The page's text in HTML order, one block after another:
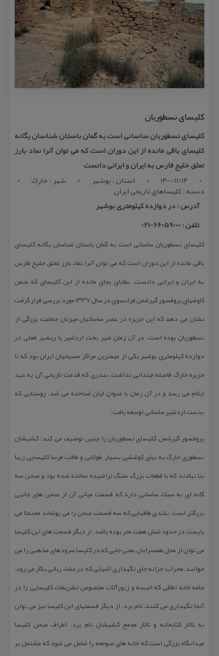
كلیسای نسطوریان
كلیسای نسطوریان ساسانی است به گمان باستان شناسان یگانه
كلیسای باقی مانده از این دوران است كه می توان آنرا نماد بارز
تعلق خلیج فارس به ایران و ایرانی دانست
1400/11/14
استان : بوشهر شهر : خارك
دسته : كلیساهای تاریخی ایران
آدرس : در دوازده كیلومتری بوشهر
تلفن : 66059000-021
كلیسای نسطوریان ساسانی است به گمان باستان شناسان یگانه كلیسای
باقی مانده از این دوران است كه می توان آنرا نماد بارز تعلق خلیج فارس
به ایران و ایرانی دانست. بقایای بجای مانده از این كلیسای كه ضمن
كاوشهای پروفسور گیرشمن فرانسوی در سال ۱۳۳۷ مورد بررسی قرار گرفت
نشان می دهد كه این جزیره در عصر ساسانیان میزبان جماعت بزرگی از
نسطوریان بوده است. در آن زمان شهر بخت اردشیر یا ریشهر فعلی در
دوازده كیلومتری بوشهر یكی از مهمترین مراكز مسیحیان ایران بود كه تا
جزیره خارگ فاصله چندانی نداشت. بندری كه قدمت تاریخی آن به عهد
ایلام می رسد و در آن ‌زمان با عنوان لیان شناخته می ‌شد. روستایی كه
بدست اردشیر ساسانی توسعه یافت.
پروفسور گیرشمن كلیسای نسطوریان را چنین توصیف می كند: كشیشان
نسطوری خارگ به بهای كوششی بسیار، طولانی و طاقت فرسا كلیسایی زیبا
بنا نهادند كه با قطعات بزرگ سنگ تراشیده ساخته شده بود و صحن سه
گانه ای به سبك ساسانی دارد كه قسمت میانی آن از صحن های جانبی
بزرگتر است. بلندی طاقهایی كه سه قسمت صحن را می پوشاند محتملا می
بایست در حدود شش هفت متر بوده باشد. از دیگر قسمت های این كلیسا
می توان از محل همسرایان یعنی جایی كه در كلیسا سرودهای مذهبی را می
خوانند، محراب، خزانه جای نگهداری اشیایی كه در عشاء ربانی بكار می رود،
جامه خانه اطاقی كه البسه و زیورآلات مخصوص تشریفات كلیسایی را در
آنجا نگهداری می كنند، نام برد. از دیگر قسمتهای این كلیسا نیز می توان
به تالار كتابخانه و تالار مجمع كشیشان نام برد. اطراف صحن كلیسا
میدانگاه بزرگی است كه خانه های صومعه را شامل می شود كه مشتمل بر